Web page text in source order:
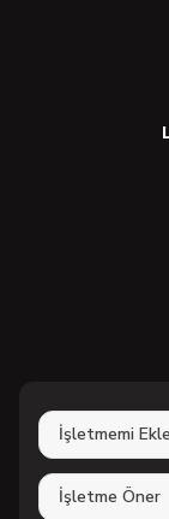
İşletmemi Ekle
İşletme Öner